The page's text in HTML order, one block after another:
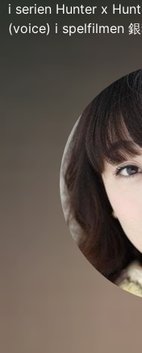
i serien Hunter x
(voice) i spelfilmen 銀